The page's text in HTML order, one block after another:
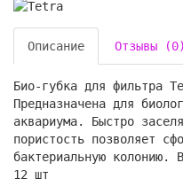
Описание Отзывы (0)
Био-губка для фильтра
Предназначена для
аквариума. Быстро
пористость позволяет
бактериальную
12 шт